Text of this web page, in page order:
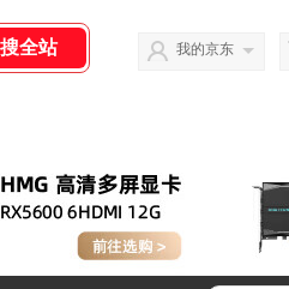
我的京东